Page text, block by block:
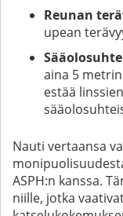
Reunan
upean
aina 5
estää
Nauti vertaansa
ASPH:n kanssa.
niille, jotka